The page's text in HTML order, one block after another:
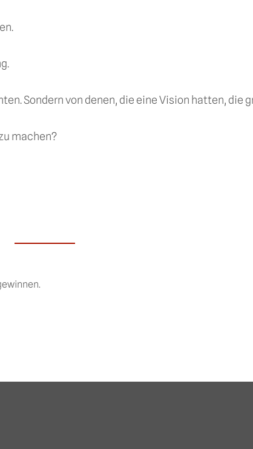
Sondern von denen, die eine Vision hatten, die
machen?